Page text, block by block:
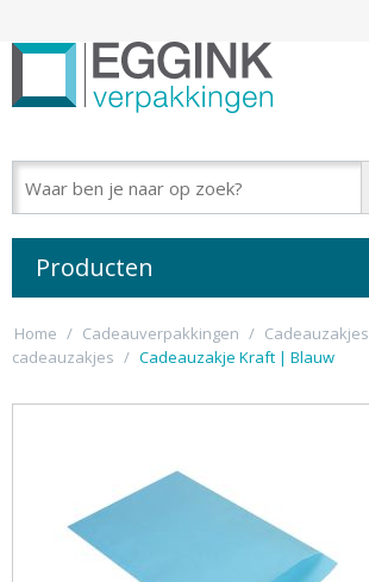
Producten
Home / Cadeauverpakkingen / Cadeauzakjes
cadeauzakjes / Cadeauzakje Kraft | Blauw